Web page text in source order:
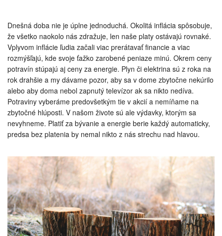
Dnešná doba nie je úplne jednoduchá. Okolitá inflácia spôsobuje,
že všetko naokolo nás zdražuje, len naše platy ostávajú rovnaké.
Vplyvom inflácie ľudia začali viac prerátavať financie a viac
rozmýšľajú, kde svoje ťažko zarobené peniaze minú. Okrem ceny
potravín stúpajú aj ceny za energie. Plyn či elektrina sú z roka na
rok drahšie a my dávame pozor, aby sa v dome zbytočne nekúrilo
alebo aby doma nebol zapnutý televízor ak sa nikto nedíva.
Potraviny vyberáme predovšetkým tie v akcií a nemíňame na
zbytočné hlúposti. V našom živote sú ale výdavky, ktorým sa
nevyhneme. Platiť za bývanie a energie berie každý automaticky,
predsa bez platenia by nemal nikto z nás strechu nad hlavou.